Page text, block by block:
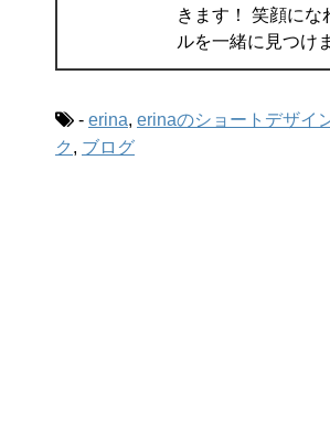
きます！ 笑顔にな
ルを一緒に見つけ
- erina, erinaのショートデザイ
ク , ブログ